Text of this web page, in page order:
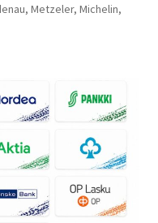
Metzeler, Michelin,